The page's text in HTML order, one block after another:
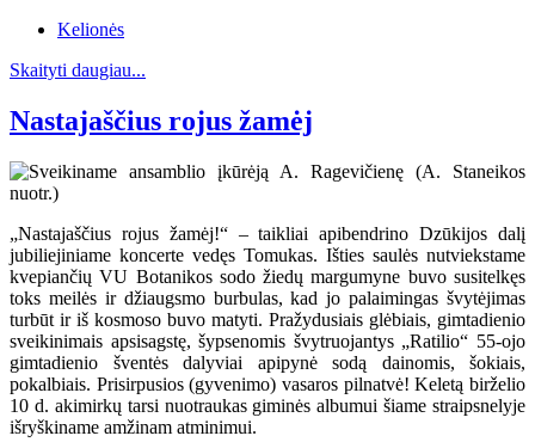
Kelionės
Skaityti daugiau...
Nastajaščius rojus žamėj
„Nastajaščius rojus žamėj!“ – taikliai apibendrino Dzūkijos dalį
jubiliejiniame koncerte vedęs Tomukas. Išties saulės nutviekstame
kvepiančių VU Botanikos sodo žiedų margumyne buvo susitelkęs
toks meilės ir džiaugsmo burbulas, kad jo palaimingas švytėjimas
turbūt ir iš kosmoso buvo matyti. Pražydusiais glėbiais, gimtadienio
sveikinimais apsisagstę, šypsenomis švytruojantys „Ratilio“ 55-ojo
gimtadienio šventės dalyviai apipynė sodą dainomis, šokiais,
pokalbiais. Prisirpusios (gyvenimo) vasaros pilnatvė! Keletą birželio
10 d. akimirkų tarsi nuotraukas giminės albumui šiame straipsnelyje
išryškiname amžinam atminimui.